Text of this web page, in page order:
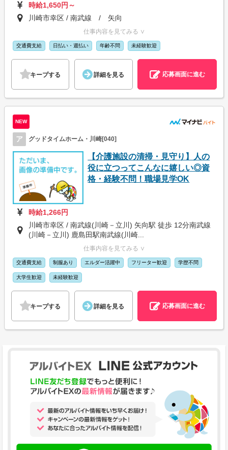
時給1,650円～
川崎市幸区 / 南武線 / 矢向
仕事内容を見てみる ∨
交通費支給 日払い・週払い 年齢不問 未経験歓迎
キープする 詳細を見る 応募画面に進む
NEW
ア グッドタイムホーム・川崎[040]
【介護施設の清掃・見守り】人の
役に立つってこんなに嬉しい◎資
格・経験不問！職場見学OK
時給1,266円
川崎市幸区 / 南武線(川崎－立川) 矢向駅 徒歩 12分南武線
(川崎－立川) 鹿島田駅南武線(川崎...
仕事内容を見てみる ∨
交通費支給 制服あり エルダー活躍中 フリーター歓迎 学歴不問
大学生歓迎 未経験歓迎
キープする 詳細を見る 応募画面に進む